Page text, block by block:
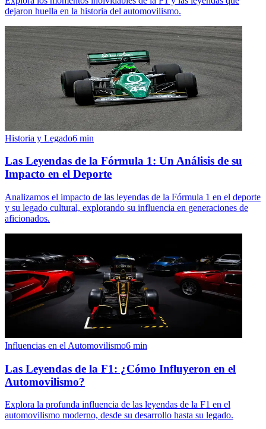
dejaron huella en la historia del automovilismo.
Historia y Legado6 min
Las Leyendas de la Fórmula 1: Un Análisis de su
Impacto en el Deporte
Analizamos el impacto de las leyendas de la Fórmula 1 en el deporte
y su legado cultural, explorando su influencia en generaciones de
aficionados.
Influencias en el Automovilismo6 min
Las Leyendas de la F1: ¿Cómo Influyeron en el
Automovilismo?
Explora la profunda influencia de las leyendas de la F1 en el
automovilismo moderno, desde su desarrollo hasta su legado.